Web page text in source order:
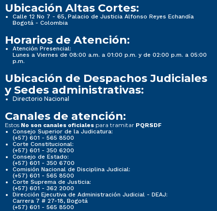
Ubicación Altas Cortes:
Calle 12 No 7 - 65, Palacio de Justicia Alfonso Reyes Echandía
Bogotá - Colombia
Horarios de Atención:
Atención Presencial:
Lunes a Viernes de 08:00 a.m. a 01:00 p.m. y de 02:00 p.m. a 05:00
p.m.
Ubicación de Despachos Judiciales
y Sedes administrativas:
Directorio Nacional
Canales de atención:
Estos No son canales oficiales para tramitar PQRSDF
Consejo Superior de la Judicatura:
(+57) 601 - 565 8500
Corte Constitucional:
(+57) 601 - 350 6200
Consejo de Estado:
(+57) 601 - 350 6700
Comisión Nacional de Disciplina Judicial:
(+57) 601 - 565 8500
Corte Suprema de Justicia:
(+57) 601 - 362 2000
Dirección Ejecutiva de Administración Judicial - DEAJ:
Carrera 7 # 27-18, Bogotá
(+57) 601 - 565 8500